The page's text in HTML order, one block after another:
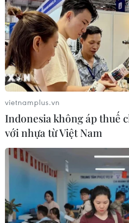
Theo dõi VietnamPlus
TIN LIÊN QUAN
vietnamplus.vn
Indonesia không áp thuế
với nhựa từ Việt Nam